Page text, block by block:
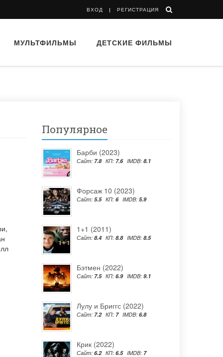
ВХОД РЕГИСТРАЦИЯ
МУЛЬТФИЛЬМЫ ДЕТСКИЕ ФИЛЬМЫ
,
Популярное
Барби (2023)
Сайт: 7.8 КП: 7.6 IMDB: 8.1
Форсаж 10 (2023)
Сайт: 5.5 КП: 6 IMDB: 5.9
1+1 (2011)
Сайт: 8.4 КП: 8.8 IMDB: 8.5
Бэтмен (2022)
Сайт: 7.5 КП: 6.9 IMDB: 9.1
Лулу и Бриггс (2022)
Сайт: 7.2 КП: 7 IMDB: 6.8
Крик (2022)
Сайт: 6.2 КП: 6.5 IMDB: 7